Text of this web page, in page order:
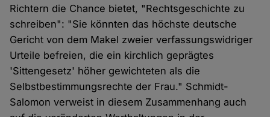
Richtern die Chance bietet, "Rechtsgeschichte zu
schreiben": "Sie könnten das höchste deutsche
Gericht von dem Makel zweier verfassungswidriger
Urteile befreien, die ein kirchlich geprägtes
'Sittengesetz' höher gewichteten als die
Selbstbestimmungsrechte der Frau." Schmidt-
Salomon verweist in diesem Zusammenhang auch